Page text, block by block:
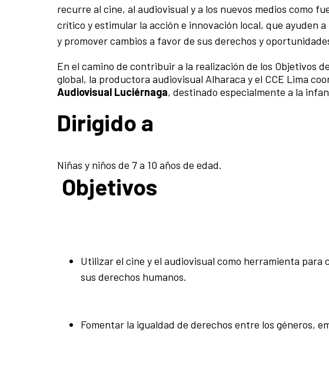
recurre al cine, al audiovisual y a los nuevos medios como
crítico y estimular la acción e innovación local, que ayuden
y promover cambios a favor de sus derechos y
En el camino de contribuir a la realización de los Objetivos
global, la productora audiovisual Alharaca y el CCE Lima
Audiovisual Luciérnaga, destinado especialmente a la
Dirigido a
Niñas y niños de 7 a 10 años de edad.
Objetivos
Utilizar el cine y el audiovisual como herramienta
sus derechos humanos.
Fomentar la igualdad de derechos entre los géneros,